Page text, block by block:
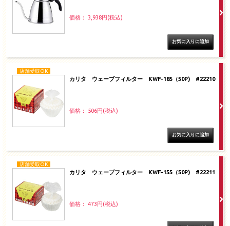
価格： 3,938円(税込)
店舗受取OK
カリタ ウェーブフィルター KWF-185（50P) #22210
価格： 506円(税込)
店舗受取OK
カリタ ウェーブフィルター KWF-155（50P) #22211
価格： 473円(税込)